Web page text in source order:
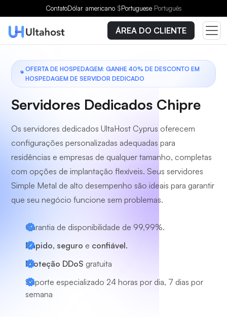
ContatoDólar americano $Portuguese Português
ÁREA DO CLIENTE
OFERTA DE HOSPEDAGEM: GANHE 40% DE DESCONTO EM
HOSPEDAGEM DE SERVIDOR DEDICADO
Servidores Dedicados Chipre
Os servidores dedicados UltaHost Cyprus oferecem
configurações personalizadas adequadas para
residências e empresas de qualquer tamanho, completas
com opções de implantação flexíveis. Seus servidores
Simple Metal de alto desempenho são ideais para garantir
que seu negócio funcione sem problemas.
Garantia de disponibilidade de 99,99%.
Rápido, seguro e confiável.
Proteção DDoS gratuita
Suporte especializado 24 horas por dia, 7 dias por
semana